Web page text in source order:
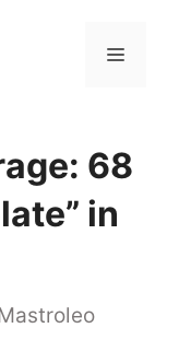
Menu
68
in